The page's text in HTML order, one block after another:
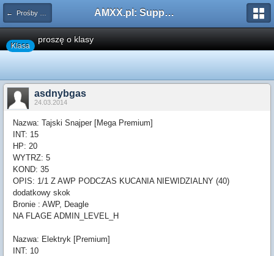
← Prośby o Klasę/Perk AMXX.pl: Support AMX Mod X i SourceMod
Klasa
proszę o klasy
asdnybgas
24.03.2014
Nazwa: Tajski Snajper [Mega Premium]
INT: 15
HP: 20
WYTRZ: 5
KOND: 35
OPIS: 1/1 Z AWP PODCZAS KUCANIA NIEWIDZIALNY (40)
dodatkowy skok
Bronie : AWP, Deagle
NA FLAGE ADMIN_LEVEL_H
Nazwa: Elektryk [Premium]
INT: 10